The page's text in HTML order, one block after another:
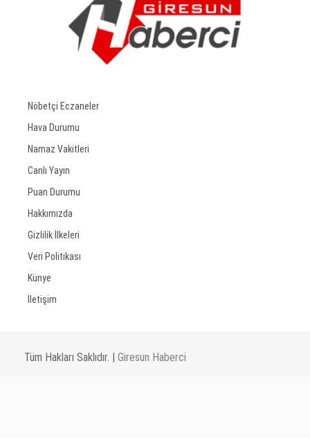
Nöbetçi Eczaneler
Hava Durumu
Namaz Vakitleri
Canlı Yayın
Puan Durumu
Hakkımızda
Gizlilik İlkeleri
Veri Politikası
Künye
İletişim
Tüm Hakları Saklıdır. | Giresun Haberci